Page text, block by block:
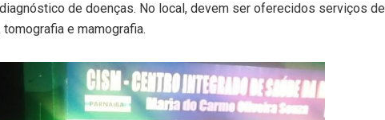
de doenças. No local, devem ser oferecidos serviços de
e mamografia.